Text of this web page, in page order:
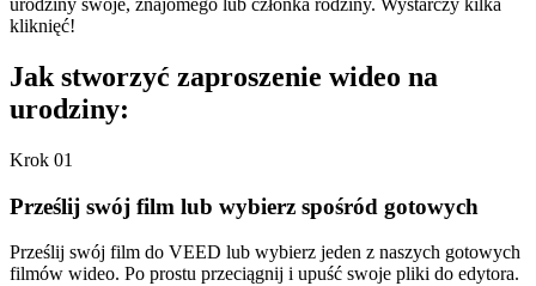
urodziny swoje, znajomego lub członka rodziny. Wystarczy kilka
kliknięć!
Jak stworzyć zaproszenie wideo na
urodziny:
Krok 01
Prześlij swój film lub wybierz spośród gotowych
Prześlij swój film do VEED lub wybierz jeden z naszych gotowych
filmów wideo. Po prostu przeciągnij i upuść swoje pliki do edytora.